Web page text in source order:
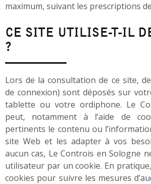
maximum, suivant les prescriptions
CE SITE UTILISE-T-IL
?
Lors de la consultation de ce site,
de connexion) sont déposés sur
tablette ou votre ordiphone. Le
peut, notamment à l’aide de
pertinents le contenu ou
site Web et les adapter à vos
aucun cas, Le Controis en Sologne
utilisateur par un cookie. En
cookies pour suivre les mesures